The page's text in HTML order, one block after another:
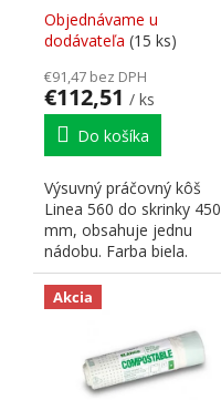
biela
Objednávame u
dodávateľa (15 ks)
€91,47 bez DPH
€112,51 / ks
Do košíka
Výsuvný práčovný kôš
Linea 560 do skrinky 450
mm, obsahuje jednu
nádobu. Farba biela.
Neobsahuje výsuvy,
vhodné pre...
Akcia